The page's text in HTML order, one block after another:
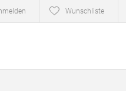
Wunschliste